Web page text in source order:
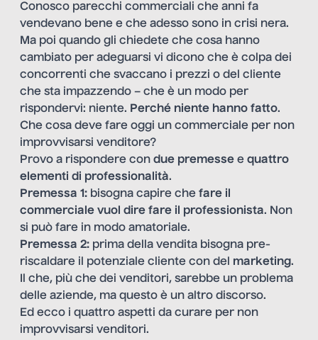
Conosco parecchi commerciali che anni fa
vendevano bene e che adesso sono in crisi nera.
Ma poi quando gli chiedete che cosa hanno
cambiato per adeguarsi vi dicono che è colpa dei
concorrenti che svaccano i prezzi o del cliente
che sta impazzendo – che è un modo per
rispondervi: niente. Perché niente hanno fatto.
Che cosa deve fare oggi un commerciale per non
improvvisarsi venditore?
Provo a rispondere con due premesse e quattro
elementi di professionalità.
Premessa 1: bisogna capire che fare il
commerciale vuol dire fare il professionista. Non
si può fare in modo amatoriale.
Premessa 2: prima della vendita bisogna pre-
riscaldare il potenziale cliente con del marketing.
Il che, più che dei venditori, sarebbe un problema
delle aziende, ma questo è un altro discorso.
Ed ecco i quattro aspetti da curare per non
improvvisarsi venditori.